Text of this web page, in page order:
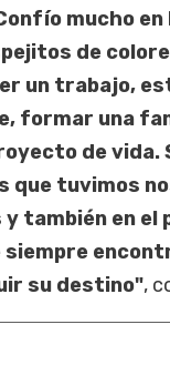
mucho en
de
un trabajo,
formar una
de vida.
que tuvimos
también en el
su destino",